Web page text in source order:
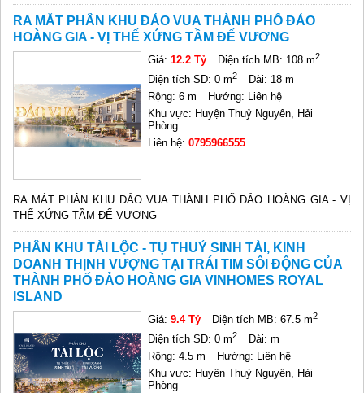
RA MẮT PHÂN KHU ĐẢO VUA THÀNH PHỐ ĐẢO
HOÀNG GIA - VỊ THẾ XỨNG TẦM ĐẾ VƯƠNG
Giá:12.2 Tỷ Diện tích MB: 108 m2
Diện tích SD: 0 m2
Dài: 18 m
Rộng: 6 m
Hướng: Liên hệ
Khu vực: Huyện Thuỷ Nguyên, Hải
Phòng
Liên hệ:0795966555
RA MẮT PHÂN KHU ĐẢO VUA THÀNH PHỐ ĐẢO HOÀNG GIA - VỊ
THẾ XỨNG TẦM ĐẾ VƯƠNG
PHÂN KHU TÀI LỘC - TỤ THUỶ SINH TÀI, KINH
DOANH THỊNH VƯỢNG TẠI TRÁI TIM SÔI ĐỘNG CỦA
THÀNH PHỐ ĐẢO HOÀNG GIA VINHOMES ROYAL
ISLAND
Giá:9.4 Tỷ Diện tích MB: 67.5 m2
Diện tích SD: 0 m2
Dài: m
Rộng: 4.5 m
Hướng: Liên hệ
Khu vực: Huyện Thuỷ Nguyên, Hải
Phòng